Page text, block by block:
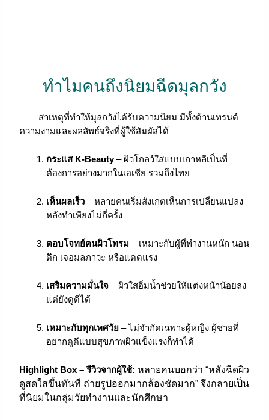
ทำไมคนถึงนิยมฉีดมุลกวัง
สาเหตุที่ทำให้มุลกวังได้รับความนิยม มีทั้งด้านเทรนด์
ความงามและผลลัพธ์จริงที่ผู้ใช้สัมผัสได้
กระแส K-Beauty– ผิวโกลว์ใสแบบเกาหลีเป็นที่
ต้องการอย่างมากในเอเชีย รวมถึงไทย
เห็นผลเร็ว – หลายคนเริ่มสังเกตเห็นการเปลี่ยนแปลง
หลังทำเพียงไม่กี่ครั้ง
ตอบโจทย์คนผิวโทรม – เหมาะกับผู้ที่ทำงานหนัก นอน
ดึก เจอมลภาวะ หรือแดดแรง
เสริมความมั่นใจ – ผิวใสอิ่มน้ำช่วยให้แต่งหน้าน้อยลง
แต่ยังดูดีได้
เหมาะกับทุกเพศวัย – ไม่จำกัดเฉพาะผู้หญิง ผู้ชายที่
อยากดูดีแบบสุขภาพผิวแข็งแรงก็ทำได้
Highlight Box – รีวิวจากผู้ใช้:หลายคนบอกว่า “หลังฉีดผิว
ดูสดใสขึ้นทันที ถ่ายรูปออกมากล้องชัดมาก” จึงกลายเป็น
ที่นิยมในกลุ่มวัยทำงานและนักศึกษา